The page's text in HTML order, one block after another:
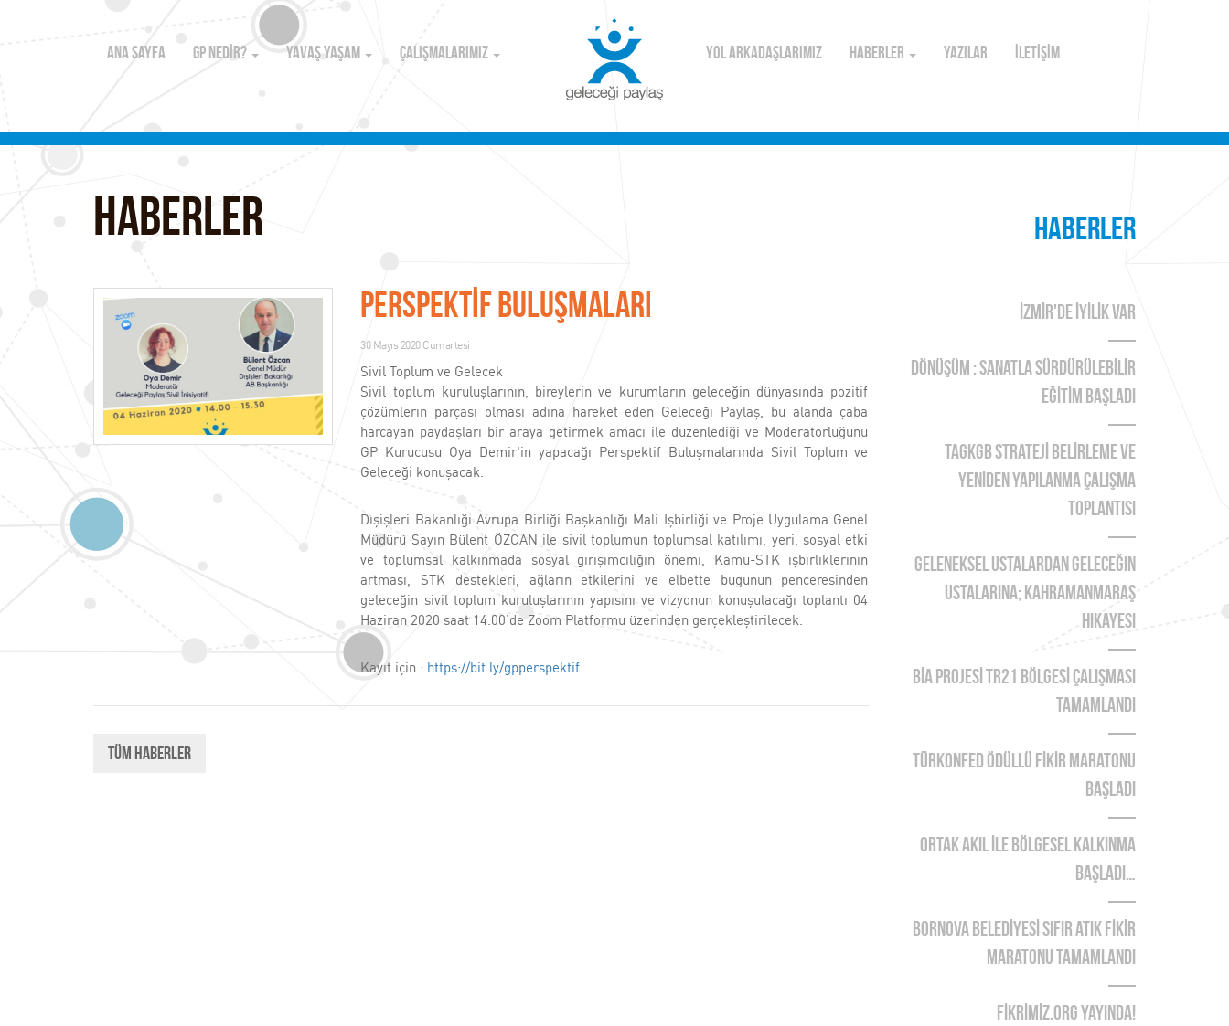
ANA SAYFA GP NEDİR? YAVAŞ YAŞAM ÇALIŞMALARIMIZ YOL ARKADAŞLARIMIZ HABERLER YAZILAR İLETİŞİM
HABERLER
PERSPEKTİF BULUŞMALARI
30 Mayıs 2020 Cumartesi
Sivil Toplum ve Gelecek
Sivil toplum kuruluşlarının, bireylerin ve kurumların geleceğin dünyasında pozitif
çözümlerin parçası olması adına hareket eden Geleceği Paylaş, bu alanda çaba
harcayan paydaşları bir araya getirmek amacı ile düzenlediği ve Moderatörlüğünü
GP Kurucusu Oya Demir'in yapacağı Perspektif Buluşmalarında Sivil Toplum ve
Geleceği konuşacak.
Dışişleri Bakanlığı Avrupa Birliği Başkanlığı Mali İşbirliği ve Proje Uygulama Genel
Müdürü Sayın Bülent ÖZCAN ile sivil toplumun toplumsal katılımı, yeri, sosyal etki
ve toplumsal kalkınmada sosyal girişimciliğin önemi, Kamu-STK işbirliklerinin
artması, STK destekleri, ağların etkilerini ve elbette bugünün penceresinden
geleceğin sivil toplum kuruluşlarının yapısını ve vizyonun konuşulacağı toplantı 04
Haziran 2020 saat 14.00’de Zoom Platformu üzerinden gerçekleştirilecek.
Kayıt için : https://bit.ly/gpperspektif
Tüm Haberler
HABERLER
İZMİR'DE İYİLİK VAR
DÖNÜŞÜM : SANATLA SÜRDÜRÜLEBİLİR
EĞİTİM BAŞLADI
TAGKGB STRATEJİ BELİRLEME ve
YENİDEN YAPILANMA ÇALIŞMA
TOPLANTISI
Geleneksel Ustalardan Geleceğin
Ustalarına; Kahramanmaraş
Hikayesi
BİA PROJESİ TR21 BÖLGESİ ÇALIŞMASI
TAMAMLANDI
TÜRKONFED Ödüllü FİKİR Maratonu
Başladı
ORTAK AKIL İLE BÖLGESEL KALKINMA
BAŞLADI…
BORNOVA BELEDİYESİ SIFIR ATIK FİKİR
MARATONU TAMAMLANDI
FİKRİMİZ.ORG YAYINDA!